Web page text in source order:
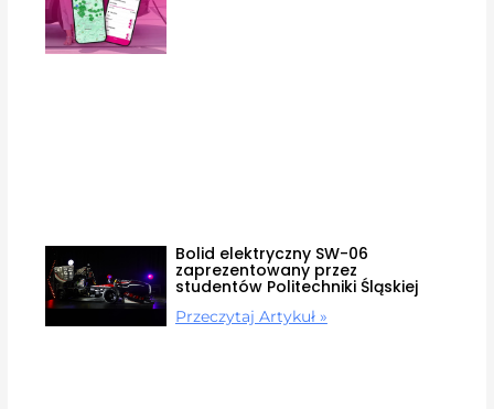
Bolid elektryczny SW-06
zaprezentowany przez
studentów Politechniki Śląskiej
Przeczytaj Artykuł »